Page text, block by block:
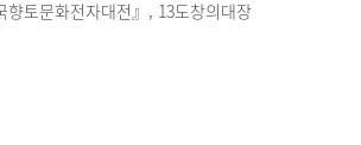
향토문화전자대전』, 13도창의대장